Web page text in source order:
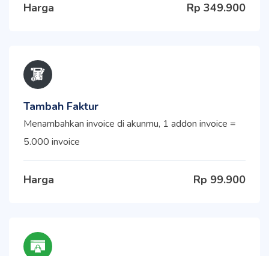
Harga Rp 349.900
Tambah Faktur
Menambahkan invoice di akunmu, 1 addon invoice =
5.000 invoice
Harga Rp 99.900